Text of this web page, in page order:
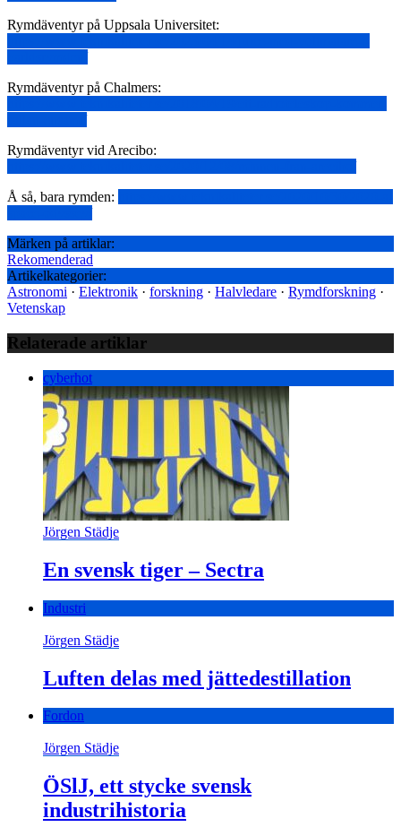
Rymdäventyr på Uppsala Universitet:
Rymdäventyr på Chalmers:
Rymdäventyr vid Arecibo:
Å så, bara rymden:
Märken på artiklar:
Rekomenderad
Artikelkategorier:
Astronomi · Elektronik · forskning · Halvledare · Rymdforskning ·
Vetenskap
Relaterade artiklar
cyberhot
Jörgen Städje
En svensk tiger – Sectra
Industri
Jörgen Städje
Luften delas med jättedestillation
Fordon
Jörgen Städje
ÖSlJ, ett stycke svensk
industrihistoria